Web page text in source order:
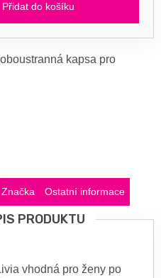
Přidat do košíku
kapsa pro
Značka Ostatní informace
PRODUKTU
vhodná pro ženy po